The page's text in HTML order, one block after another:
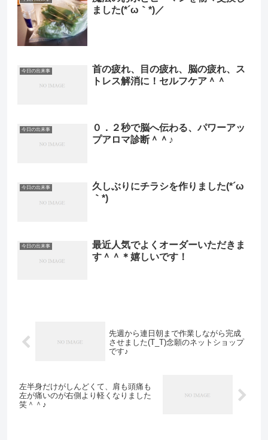
ました(*´ω｀*)／
今日の出来事
首の疲れ、目の疲れ、脳の疲れ、ス
トレス解消に！セルフケア＾＾
今日の出来事
０．２秒で脳へ伝わる、パワーアッ
プアロマ診断＾＾♪
今日の出来事
久しぶりにチラシを作りました(*´ω
｀*)
今日の出来事
最近人気でよくオーダーいただきま
す＾＾＊嬉しいです！
先週から連日朝まで作業しながら完成
させました(T_T)念願のネットショップ
です♪
左半身だけがしんどくて、肩も頭痛も
左が痛いのが右側より軽くなりました
笑＾＾♪